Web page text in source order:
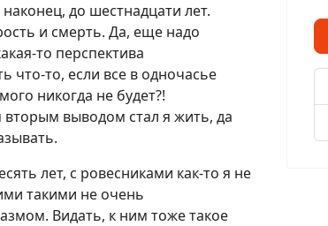
до шестнадцати лет.
и смерть. Да, еще надо
то перспектива
что-то, если все в одночасье
никогда не будет?!
выводом стал я жить, да
лет, с ровесниками как-то я не
такими не очень
Видать, к ним тоже такое